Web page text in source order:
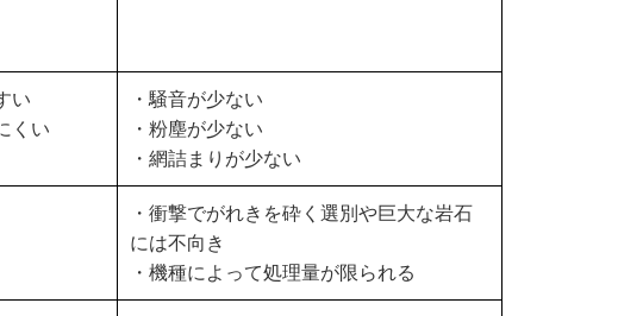
い
くい
・騒音が少ない
・粉塵が少ない
・網詰まりが少ない
・衝撃でがれきを砕く選別や巨大な岩石
には不向き
・機種によって処理量が限られる